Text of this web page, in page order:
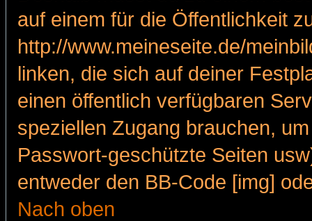
auf einem für die Öffentlichkeit
http://www.meineseite.de/
linken, die sich auf deiner
einen öffentlich verfügbaren
speziellen Zugang brauchen,
Passwort-geschützte Seiten
entweder den BB-Code [img]
Nach oben